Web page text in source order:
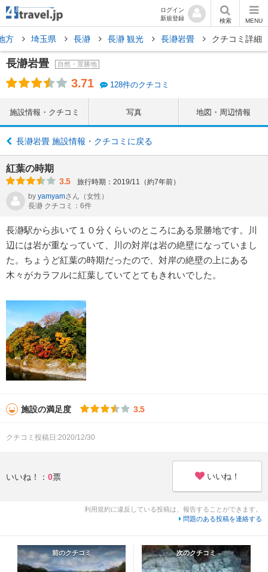
ログイン
新規登録
検索 MENU
方 埼玉県 長瀞 長瀞 観光 長瀞岩畳 クチコミ詳細
長瀞岩畳 自然・景勝地
3.71 128件のクチコミ
施設情報・クチコミ 写真 地図・周辺情報
長瀞岩畳 施設情報・クチコミに戻る
紅葉の時期
3.5
旅行時期：2019/11（約7年前）
by yamyamさん （女性）
長瀞 クチコミ：6件
長瀞駅から歩いて１０分くらいのところにある景勝地です。川
辺には岩が重なっていて、川の対岸は岩の絶壁になっていまし
た。ちょうど紅葉の時期だったので、対岸の絶壁の上にある
木々がカラフルに紅葉していてとてもきれいでした。
施設の満足度 3.5
クチコミ投稿日:2020/12/30
いいね！： 0票 いいね！
利用規約に違反している投稿は、報告することができます。
問題のある投稿を連絡する
前のクチコミ 次のクチコミ